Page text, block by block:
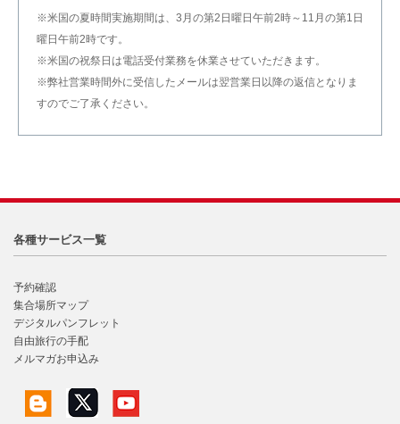
※米国の夏時間実施期間は、3月の第2日曜日午前2時～11月の第1日
曜日午前2時です。
※米国の祝祭日は電話受付業務を休業させていただきます。
※弊社営業時間外に受信したメールは翌営業日以降の返信となりま
すのでご了承ください。
各種サービス一覧
予約確認
集合場所マップ
デジタルパンフレット
自由旅行の手配
メルマガお申込み